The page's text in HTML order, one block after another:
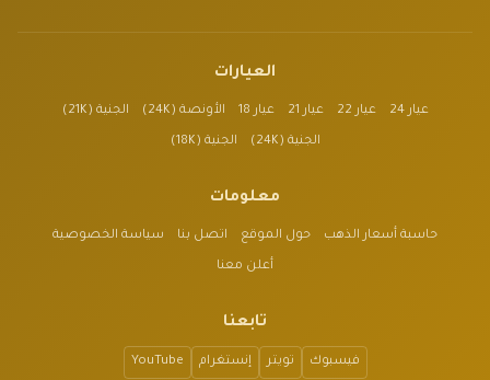
العيارات
عيار 24 عيار 22 عيار 21 عيار 18 الأونصة (24K) الجنية (21K)
الجنية (24K) الجنية (18K)
معلومات
حاسبة أسعار الذهب حول الموقع اتصل بنا سياسة الخصوصية
أعلن معنا
تابعنا
فيسبوك تويتر إنستغرام YouTube